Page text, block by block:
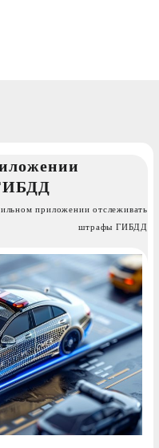
приложении отслеживать
штрафы ГИБДД